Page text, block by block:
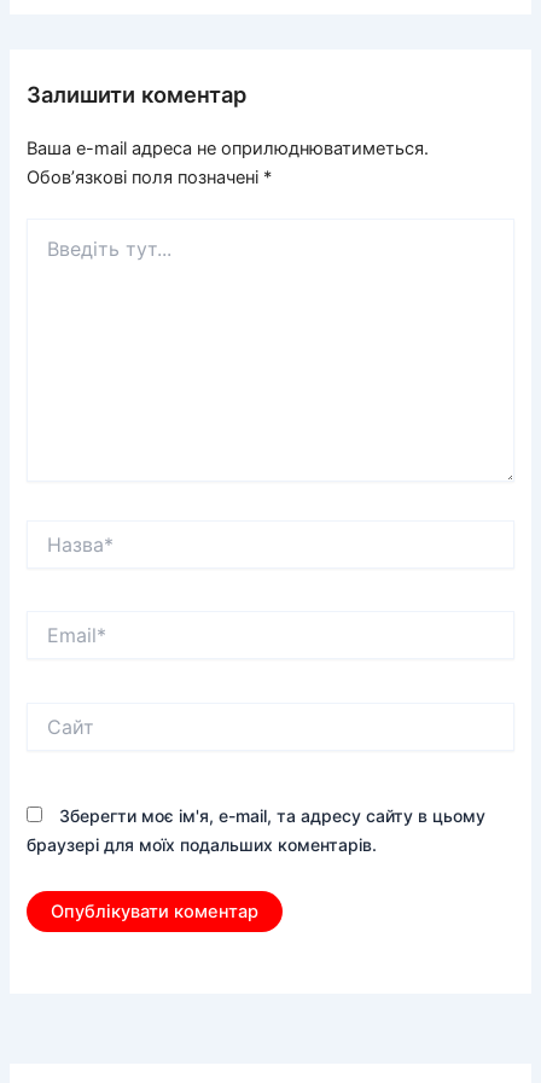
Залишити коментар
Ваша e-mail адреса не оприлюднюватиметься.
Обов’язкові поля позначені *
тут...
Зберегти моє ім'я, e-mail, та адресу сайту в цьому
браузері для моїх подальших коментарів.